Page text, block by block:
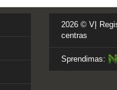
2026 © VĮ
centras
Sprendimas: